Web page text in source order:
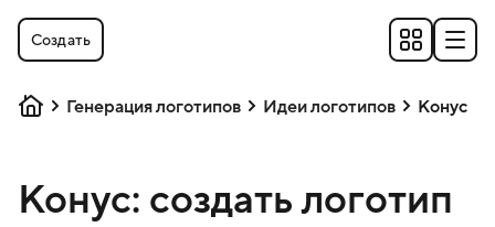
Создать
Генерация логотипов Идеи логотипов Конус
Конус: создать логотип